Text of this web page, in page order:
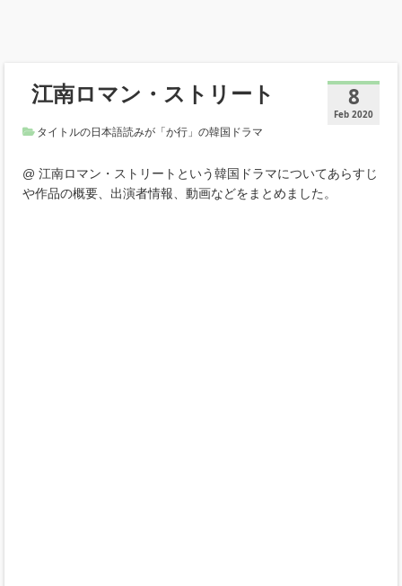
8
Feb 2020
江南ロマン・ストリート
タイトルの日本語読みが「か行」の韓国ドラマ
@ 江南ロマン・ストリートという韓国ドラマについてあらすじ
や作品の概要、出演者情報、動画などをまとめました。